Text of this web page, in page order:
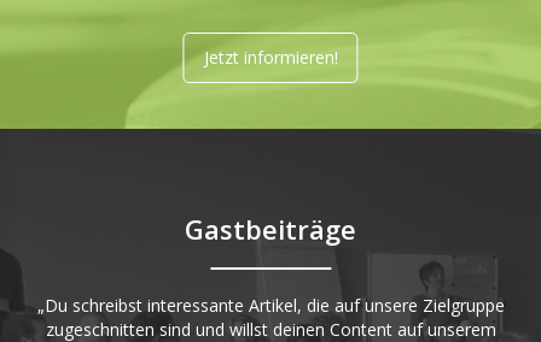
Jetzt informieren!
Gastbeiträge
„Du schreibst interessante Artikel, die auf unsere Zielgruppe
zugeschnitten sind und willst deinen Content auf unserem